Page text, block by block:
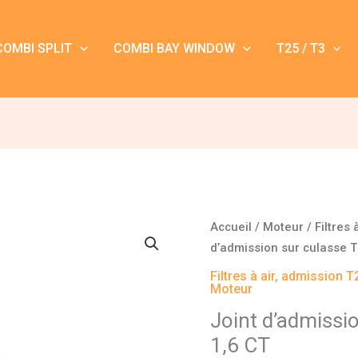
SPLIT COMBI BAY WINDOW T25 / T3
Accueil / Moteur / Filtres
d’admission sur culasse
Filtres à air, admission
Moteur
Joint
1,6 CT
quantité
de
Joint
d'admission
sur
culasse
T25/T3